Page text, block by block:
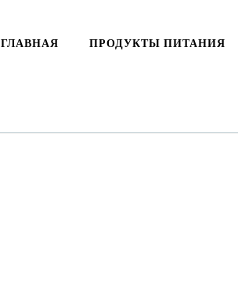
ГЛАВНАЯ ПРОДУКТЫ ПИТАНИЯ